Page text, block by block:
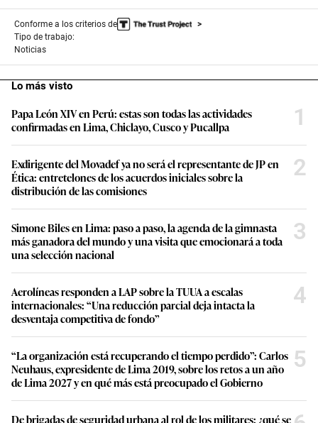
m
n
e
,
1
s
e
c
n
d
s
Conforme a los criterios de
Tipo de trabajo:
Noticias
Lo más visto
Papa León XIV en Perú: estas son todas las actividades
confirmadas en Lima, Chiclayo, Cusco y Pucallpa
1
Exdirigente del Movadef ya no será el representante de JP en
Ética: entretelones de los acuerdos iniciales sobre la
distribución de las comisiones
2
Simone Biles en Lima: paso a paso, la agenda de la gimnasta
más ganadora del mundo y una visita que emocionará a toda
una selección nacional
3
Aerolíneas responden a LAP sobre la TUUA a escalas
internacionales: “Una reducción parcial deja intacta la
desventaja competitiva de fondo”
4
“La organización está recuperando el tiempo perdido”: Carlos
Neuhaus, expresidente de Lima 2019, sobre los retos a un año
de Lima 2027 y en qué más está preocupado el Gobierno
5
De brigadas de seguridad urbana al rol de los militares: ¿qué se